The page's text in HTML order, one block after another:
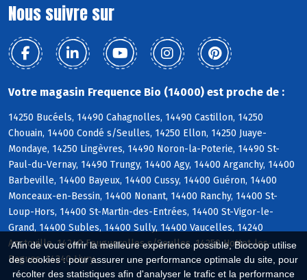
Afin de vous offrir la meilleure expérience possible, Biocoop utilise
des cookies : pour assurer une performance optimale du site, pour
récolter des statistiques afin d'analyser le trafic et la performance
Nous suivre sur
Votre magasin Frequence Bio (14000) est proche de :
14250 Bucéels, 14490 Cahagnolles, 14490 Castillon, 14250
Chouain, 14400 Condé s/Seulles, 14250 Ellon, 14250 Juaye-
Mondaye, 14250 Lingèvres, 14490 Noron-la-Poterie, 14490 St-
Paul-du-Vernay, 14490 Trungy, 14400 Agy, 14400 Arganchy, 14400
Barbeville, 14400 Bayeux, 14400 Cussy, 14400 Guéron, 14400
Monceaux-en-Bessin, 14400 Nonant, 14400 Ranchy, 14400 St-
Loup-Hors, 14400 St-Martin-des-Entrées, 14400 St-Vigor-le-
Grand, 14400 Subles, 14400 Sully, 14400 Vaucelles, 14240
Anctoville, 14240 Feuguerolles s/Seulles, 14250 Hottot-les-
Bagues, 14240 Livry